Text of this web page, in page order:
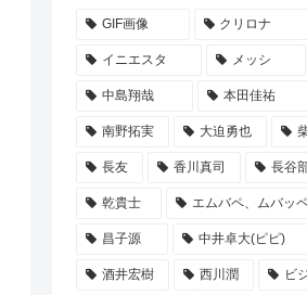
GIF画像 クリロナ
イニエスタ メッシ
中島翔哉 本田佳祐
南野拓実 大迫勇也
長友 香川真司 長谷
乾貴士 エムバペ、ムバッ
昌子源 中井卓大(ピピ)
酒井宏樹 西川潤 ビ